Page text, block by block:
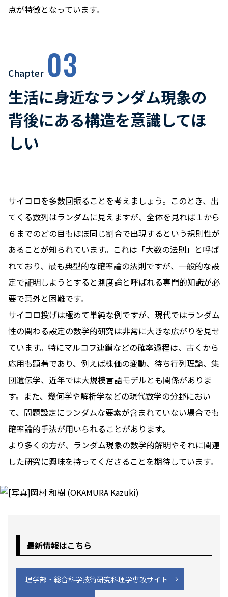
点が特徴となっています。
Chapter 03
生活に身近なランダム現象の
背後にある構造を意識してほ
しい
サイコロを多数回振ることを考えましょう。このとき、出
てくる数列はランダムに見えますが、全体を見れば１から
６までのどの目もほぼ同じ割合で出現するという規則性が
あることが知られています。これは「大数の法則」と呼ば
れており、最も典型的な確率論の法則ですが、一般的な設
定で証明しようとすると測度論と呼ばれる専門的知識が必
要で意外と困難です。
サイコロ投げは極めて単純な例ですが、現代ではランダム
性の関わる設定の数学的研究は非常に大きな広がりを見せ
ています。特にマルコフ連鎖などの確率過程は、古くから
応用も顕著であり、例えば株価の変動、待ち行列理論、集
団遺伝学、近年では大規模言語モデルとも関係がありま
す。また、幾何学や解析学などの現代数学の分野におい
て、問題設定にランダムな要素が含まれていない場合でも
確率論的手法が用いられることがあります。
より多くの方が、ランダム現象の数学的解明やそれに関連
した研究に興味を持ってくださることを期待しています。
最新情報はこちら
理学部・総合科学技術研究科理学専攻サイト